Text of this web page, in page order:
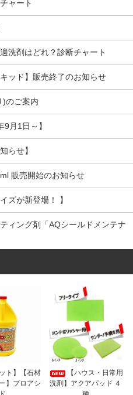
ャート
洗剤はどれ？診断チャート
ッド】販売終了のお知らせ
)のご案内
9月1日～】
らせ】
販売開始のお知らせ
ズが新登場！ 】
ィング剤「AQシールドメンテナ
ト】【石材
】プロアシ
【ハウス・日常用
洗剤】アクアパッド ４